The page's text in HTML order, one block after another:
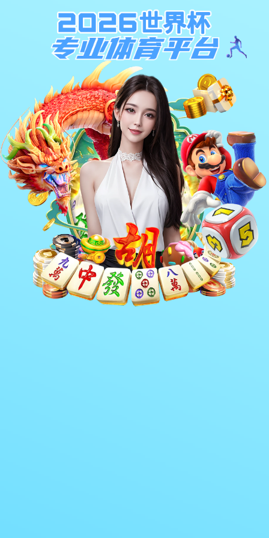
工程案例
赛事案例 区域案例 球场案例 器材案例
器材案例 首页> 工程案例> 器材案例